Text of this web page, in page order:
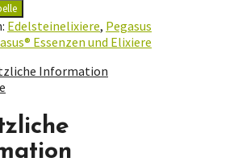
Edelsteinelixiere, Pegasus
Essenzen und Elixiere
Information